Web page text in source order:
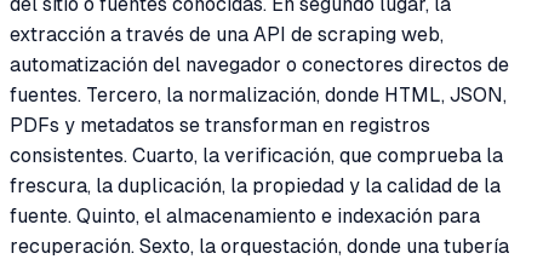
extracción a través de una API de scraping web,
automatización del navegador o conectores directos de
fuentes. Tercero, la normalización, donde HTML, JSON,
PDFs y metadatos se transforman en registros
consistentes. Cuarto, la verificación, que comprueba la
frescura, la duplicación, la propiedad y la calidad de la
fuente. Quinto, el almacenamiento e indexación para
recuperación. Sexto, la orquestación, donde una tubería